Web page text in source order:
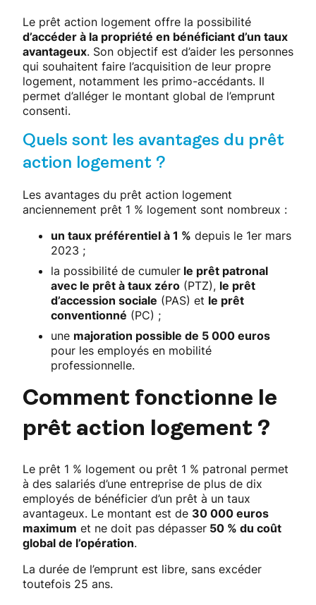
Le prêt action logement offre la possibilité
d’accéder à la propriété en bénéficiant d’un taux
avantageux. Son objectif est d’aider les personnes
qui souhaitent faire l’acquisition de leur propre
logement, notamment les primo-accédants. Il
permet d’alléger le montant global de l’emprunt
consenti.
Quels sont les avantages du prêt
action logement ?
Les avantages du prêt action logement
anciennement prêt 1 % logement sont nombreux :
un taux préférentiel à 1 % depuis le 1er mars
2023 ;
la possibilité de cumuler le prêt patronal
avec le prêt à taux zéro (PTZ), le prêt
d’accession sociale (PAS) et le prêt
conventionné (PC) ;
une majoration possible de 5 000 euros
pour les employés en mobilité
professionnelle.
Comment fonctionne le
prêt action logement ?
Le prêt 1 % logement ou prêt 1 % patronal permet
à des salariés d’une entreprise de plus de dix
employés de bénéficier d’un prêt à un taux
avantageux. Le montant est de 30 000 euros
maximum et ne doit pas dépasser 50 % du coût
global de l’opération.
La durée de l’emprunt est libre, sans excéder
toutefois 25 ans.